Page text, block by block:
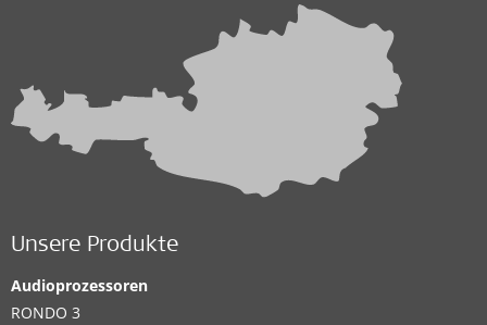
Unsere Produkte
Audioprozessoren
RONDO 3